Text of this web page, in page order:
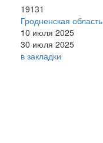
19131
Гродненская область
10 июля 2025
30 июля 2025
в закладки